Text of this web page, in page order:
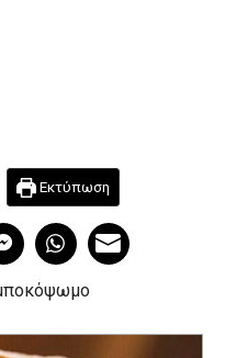
Εκτύπωση